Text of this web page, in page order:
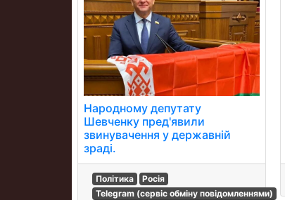
Народному депутату
Шевченку пред'явили
звинувачення у державній
зраді.
Політика
Росія
Telegram (сервіс обміну повідомленнями)